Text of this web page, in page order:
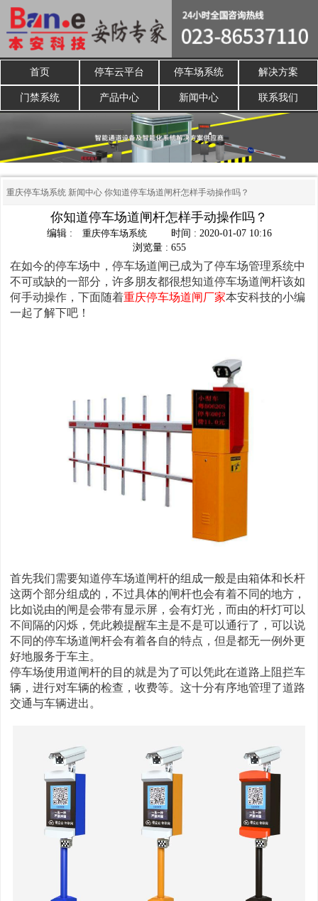
首页 停车云平台 停车场系统 解决方案
门禁系统 产品中心 新闻中心 联系我们
重庆停车场系统 新闻中心 你知道停车场道闸杆怎样手动操作吗？
你知道停车场道闸杆怎样手动操作吗？
编辑 : 重庆停车场系统
时间 : 2020-01-07 10:16
浏览量 : 655
在如今的停车场中，停车场道闸已成为了停车场管理系统中
不可或缺的一部分，许多朋友都很想知道停车场道闸杆该如
何手动操作，下面随着重庆停车场道闸厂家本安科技的小编
一起了解下吧！
首先我们需要知道停车场道闸杆的组成一般是由箱体和长杆
这两个部分组成的，不过具体的闸杆也会有着不同的地方，
比如说由的闸是会带有显示屏，会有灯光，而由的杆灯可以
不间隔的闪烁，凭此赖提醒车主是不是可以通行了，可以说
不同的停车场道闸杆会有着各自的特点，但是都无一例外更
好地服务于车主。
停车场使用道闸杆的目的就是为了可以凭此在道路上阻拦车
辆，进行对车辆的检查，收费等。这十分有序地管理了道路
交通与车辆进出。